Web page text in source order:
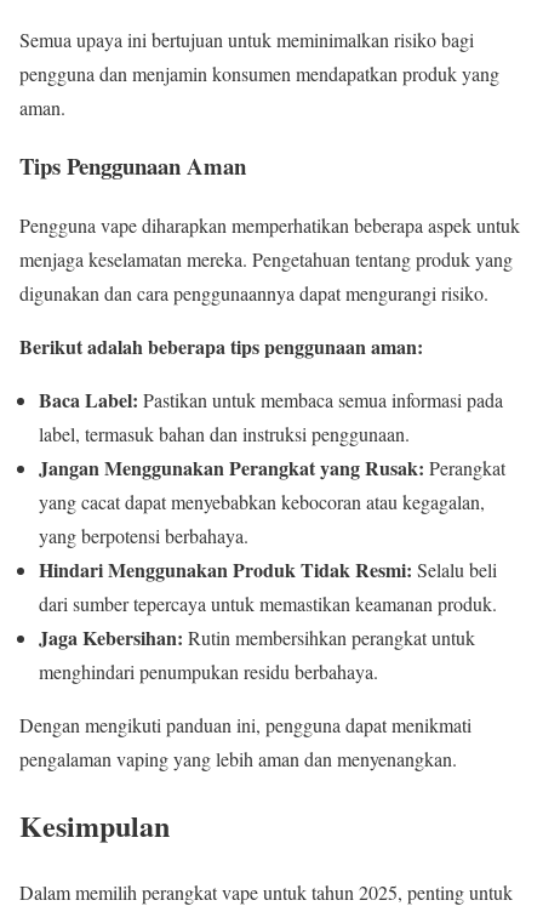
Semua upaya ini bertujuan untuk meminimalkan risiko bagi
pengguna dan menjamin konsumen mendapatkan produk yang
aman.
Tips Penggunaan Aman
Pengguna vape diharapkan memperhatikan beberapa aspek untuk
menjaga keselamatan mereka. Pengetahuan tentang produk yang
digunakan dan cara penggunaannya dapat mengurangi risiko.
Berikut adalah beberapa tips penggunaan aman:
Baca Label: Pastikan untuk membaca semua informasi pada
label, termasuk bahan dan instruksi penggunaan.
Jangan Menggunakan Perangkat yang Rusak: Perangkat
yang cacat dapat menyebabkan kebocoran atau kegagalan,
yang berpotensi berbahaya.
Hindari Menggunakan Produk Tidak Resmi: Selalu beli
dari sumber tepercaya untuk memastikan keamanan produk.
Jaga Kebersihan: Rutin membersihkan perangkat untuk
menghindari penumpukan residu berbahaya.
Dengan mengikuti panduan ini, pengguna dapat menikmati
pengalaman vaping yang lebih aman dan menyenangkan.
Kesimpulan
Dalam memilih perangkat vape untuk tahun 2025, penting untuk